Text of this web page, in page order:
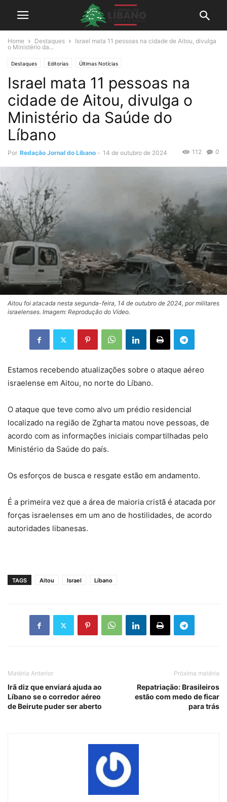
Home Destaques
Israel mata 11 pessoas na cidade de Aitou, divulga
o Ministério da...
Destaques Editorias Últimas Notícias
Israel mata 11 pessoas na
cidade de Aitou, divulga o
Ministério da Saúde do
Líbano
Por Redação Jornal do Líbano - 14 de outubro de 2024 0
112
Aitou foi atacada nesta segunda-feira, 14 de outubro de 2024, por militares
israelenses. Imagem: Reprodução do Vídeo.
Estamos recebendo atualizações sobre o ataque aéreo
israelense em Aitou, no norte do Líbano.
O ataque que teve como alvo um prédio residencial
localizado na região de Zgharta matou nove pessoas, de
acordo com as informações iniciais compartilhadas pelo
Ministério da Saúde do país.
Os esforços de busca e resgate estão em andamento.
É a primeira vez que a área de maioria cristã é atacada por
forças israelenses em um ano de hostilidades, de acordo
autoridades libanesas.
TAGS Aitou Israel Líbano
Matéria Anterior
Irã diz que enviará ajuda ao
Líbano se o corredor aéreo
de Beirute puder ser aberto
Próxima matéria
Repatriação: Brasileiros
estão com medo de ficar
para trás